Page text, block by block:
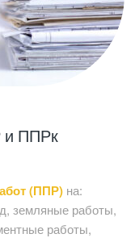
ППРк
(ППР) на:
земляные работы,
работы,